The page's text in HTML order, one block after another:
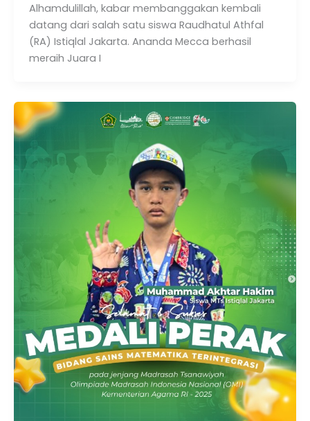
Alhamdulillah, kabar membanggakan kembali
datang dari salah satu siswa Raudhatul Athfal
(RA) Istiqlal Jakarta. Ananda Mecca berhasil
meraih Juara I